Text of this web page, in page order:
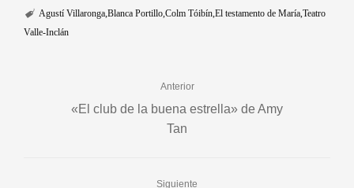
Agustí Villaronga Blanca Portillo Colm Tóibín El testamento de María Teatro
Valle-Inclán
Anterior
«El club de la buena estrella» de Amy
Tan
Siguiente